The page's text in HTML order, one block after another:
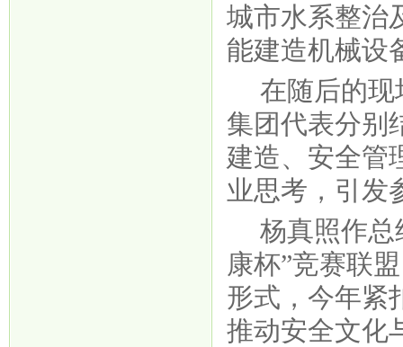
城市水系整治
能建造机械设
在随后的
集团代表分别
建造、安全管
业思考，引发
杨真照作
康杯”竞赛联
形式，今年紧
推动安全文化